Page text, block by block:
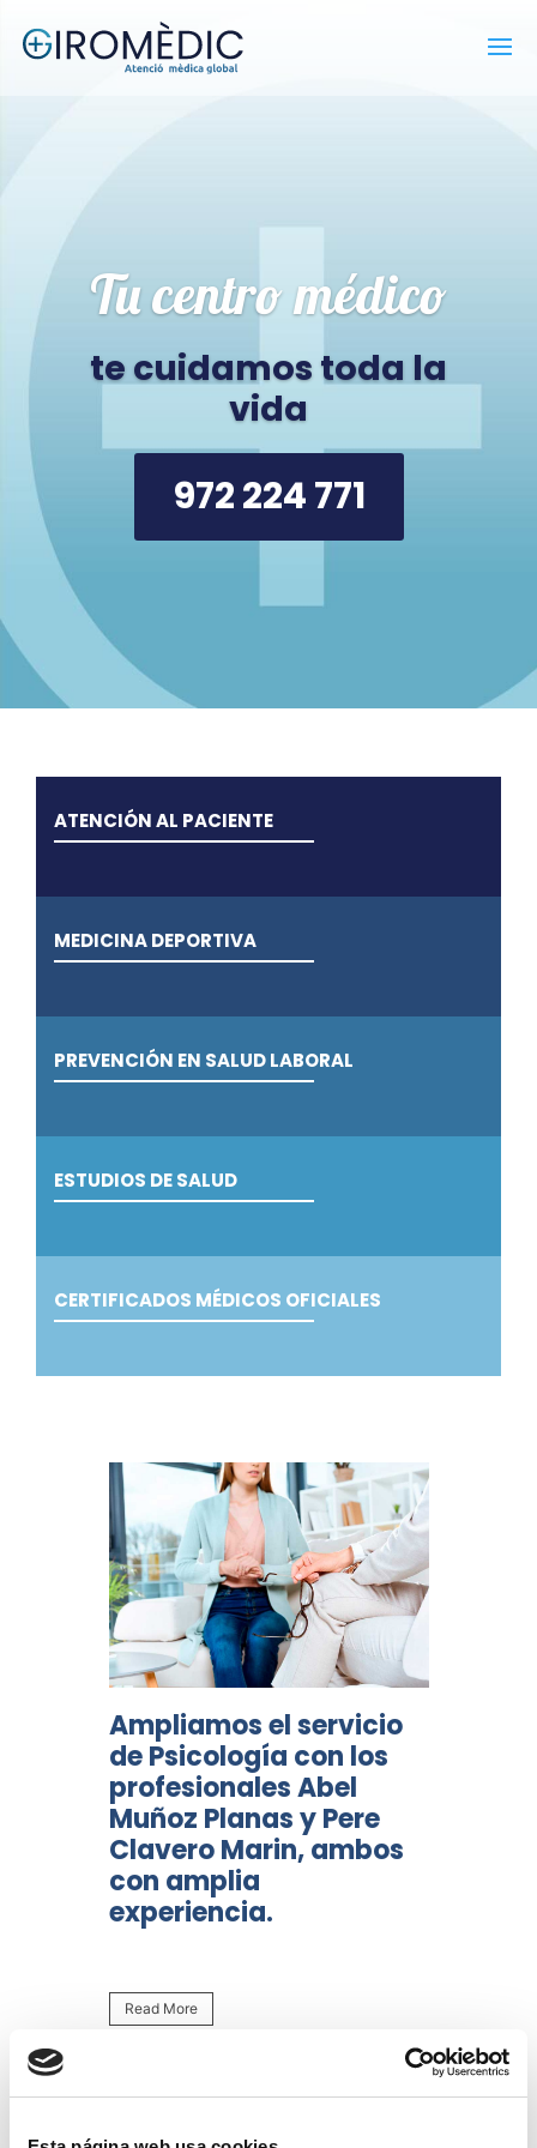
Tu centro médico
te cuidamos toda la
vida
972 224 771
ATENCIÓN AL PACIENTE
MEDICINA DEPORTIVA
PREVENCIÓN EN SALUD LABORAL
ESTUDIOS DE SALUD
CERTIFICADOS MÉDICOS OFICIALES
Ampliamos el servicio
de Psicología con los
profesionales Abel
Muñoz Planas y Pere
Clavero Marin, ambos
con amplia
experiencia.
Read More